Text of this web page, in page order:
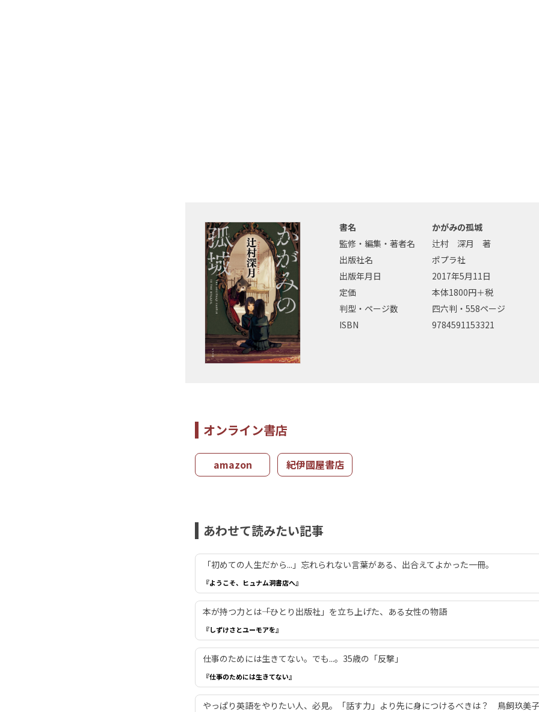
書名
かがみの孤城
監修・編集・著者名
辻村 深月 著
出版社名
ポプラ社
出版年月日
2017年5月11日
定価
本体1800円＋税
判型・ページ数
四六判・558ページ
ISBN
9784591153321
オンライン書店
amazon 紀伊國屋書店
あわせて読みたい記事
「初めての人生だから...」忘れられない言葉がある、出合えてよかった一冊。
『ようこそ、ヒュナム洞書店へ』
本が持つ力とは――「ひとり出版社」を立ち上げた、ある女性の物語
『しずけさとユーモアを』
仕事のためには生きてない。でも...。35歳の「反撃」
『仕事のためには生きてない』
やっぱり英語をやりたい人、必見。「話す力」より先に身につけるべきは？ 鳥飼玖美